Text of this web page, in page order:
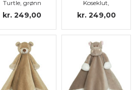
Turtle, grønn
kr. 249,00
Koseklut,
Bamse, rosa
kr. 249,00